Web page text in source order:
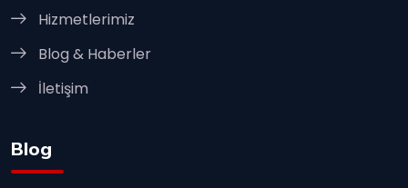
Hizmetlerimiz
Blog & Haberler
İletişim
Blog